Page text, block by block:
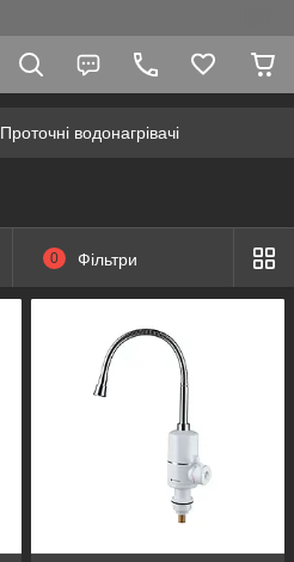
Проточні водонагрівачі
0 Фільтри